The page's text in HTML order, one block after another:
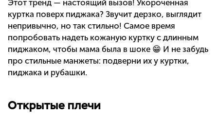
Этот тренд — настоящий вызов! Укороченная
куртка поверх пиджака? Звучит дерзко, выглядит
непривычно, но так стильно! Самое время
попробовать надеть кожаную куртку с длинным
пиджаком, чтобы мама была в шоке 😁 И не забудь
про стильные манжеты: подверни их у куртки,
пиджака и рубашки.
Открытые плечи